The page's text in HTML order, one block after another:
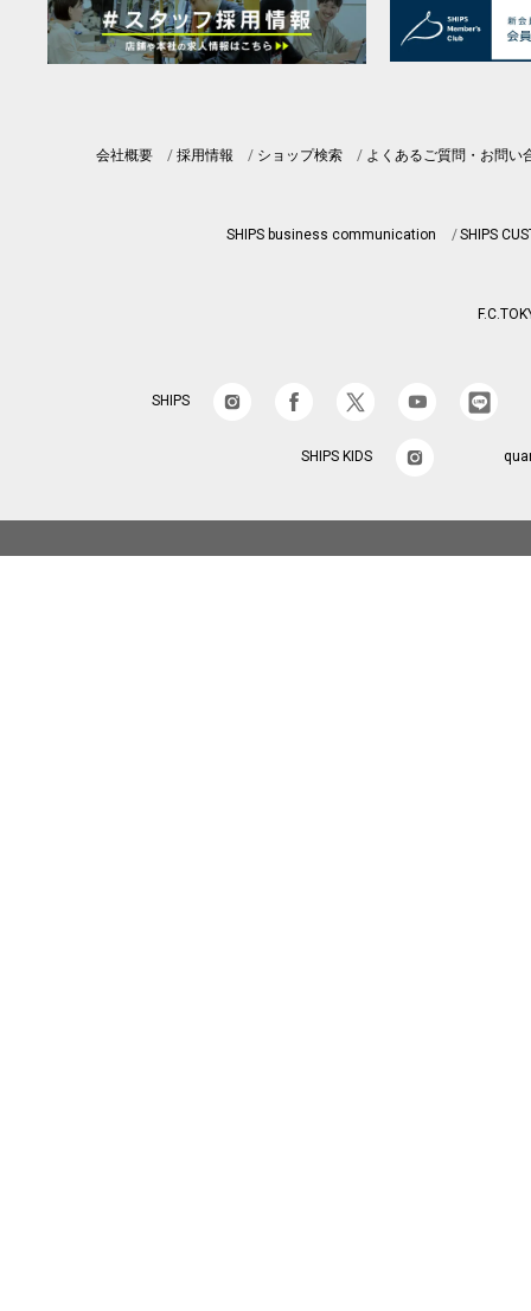
会社概要 採用情報 ショップ検索 よくあるご質問・お問い
SHIPS business communication SHIPS
SHIPS
SHIPS KIDS